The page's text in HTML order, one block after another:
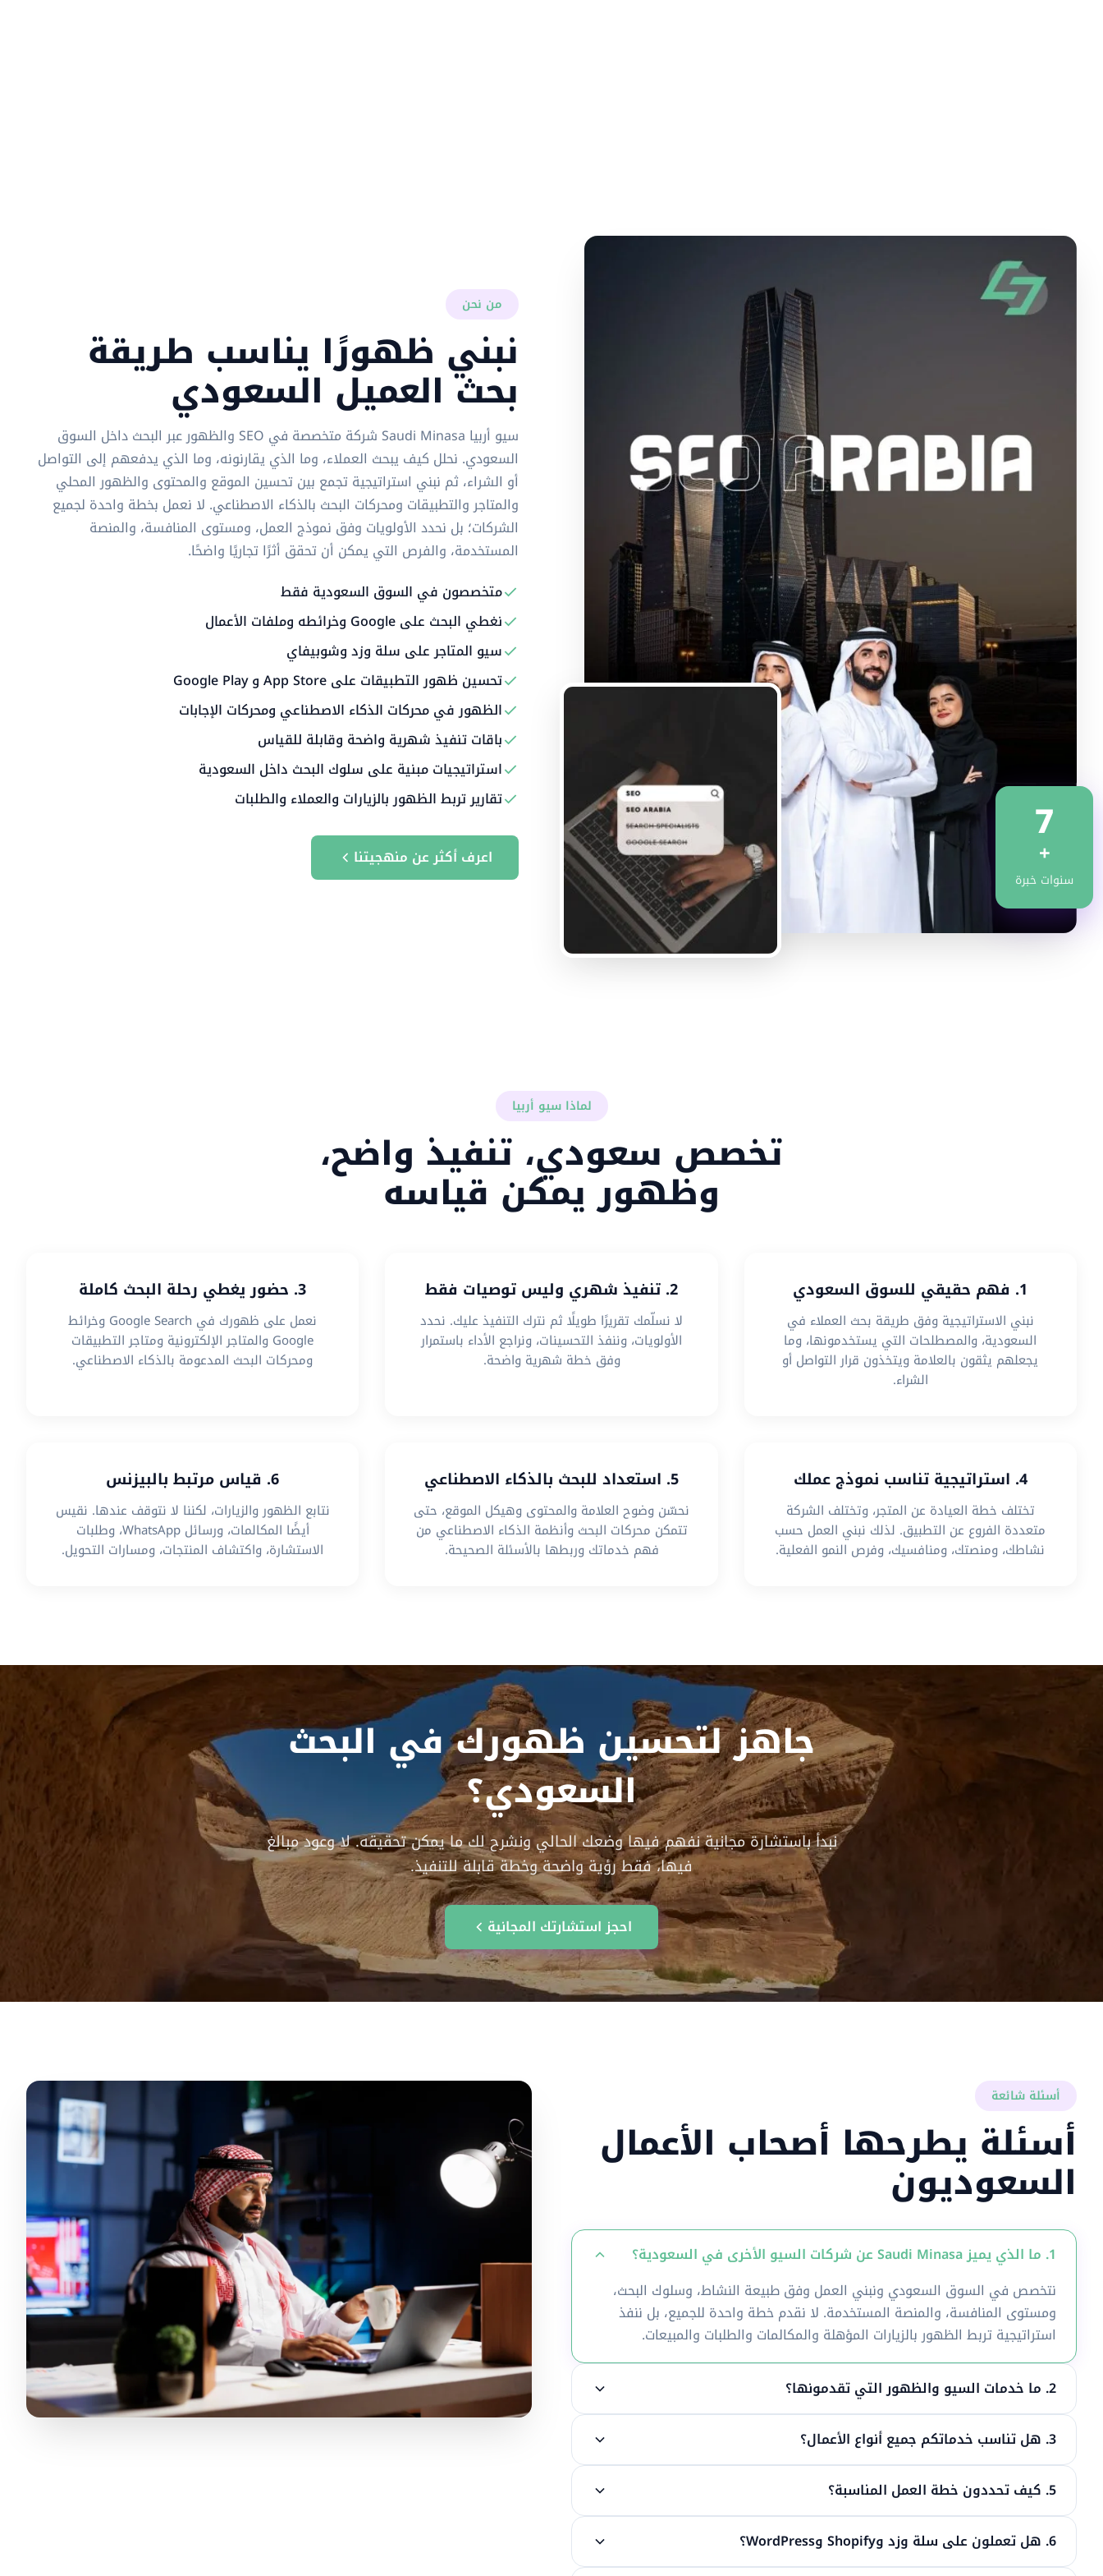
7
+
سنوات خبرة
من نحن
نبني ظهورًا يناسب طريقة
بحث العميل السعودي
سيو أربيا Saudi Minasa شركة متخصصة في SEO والظهور عبر البحث داخل السوق
السعودي. نحلل كيف يبحث العملاء، وما الذي يقارنونه، وما الذي يدفعهم إلى التواصل
أو الشراء، ثم نبني استراتيجية تجمع بين تحسين الموقع والمحتوى والظهور المحلي
والمتاجر والتطبيقات ومحركات البحث بالذكاء الاصطناعي. لا نعمل بخطة واحدة لجميع
الشركات؛ بل نحدد الأولويات وفق نموذج العمل، ومستوى المنافسة، والمنصة
المستخدمة، والفرص التي يمكن أن تحقق أثرًا تجاريًا واضحًا.
متخصصون في السوق السعودية فقط
نغطي البحث على Google وخرائطه وملفات الأعمال
سيو المتاجر على سلة وزد وشوبيفاي
تحسين ظهور التطبيقات على App Store و Google Play
الظهور في محركات الذكاء الاصطناعي ومحركات الإجابات
باقات تنفيذ شهرية واضحة وقابلة للقياس
استراتيجيات مبنية على سلوك البحث داخل السعودية
تقارير تربط الظهور بالزيارات والعملاء والطلبات
اعرف أكثر عن منهجيتنا
لماذا سيو أربيا
تخصص سعودي، تنفيذ واضح،
وظهور يمكن قياسه
1. فهم حقيقي للسوق السعودي
نبني الاستراتيجية وفق طريقة بحث العملاء في
السعودية، والمصطلحات التي يستخدمونها، وما
يجعلهم يثقون بالعلامة ويتخذون قرار التواصل أو
الشراء.
2. تنفيذ شهري وليس توصيات فقط
لا نسلّمك تقريرًا طويلًا ثم نترك التنفيذ عليك. نحدد
الأولويات، وننفذ التحسينات، ونراجع الأداء باستمرار
وفق خطة شهرية واضحة.
3. حضور يغطي رحلة البحث كاملة
نعمل على ظهورك في Google Search وخرائط
Google والمتاجر الإلكترونية ومتاجر التطبيقات
ومحركات البحث المدعومة بالذكاء الاصطناعي.
4. استراتيجية تناسب نموذج عملك
تختلف خطة العيادة عن المتجر، وتختلف الشركة
متعددة الفروع عن التطبيق. لذلك نبني العمل حسب
نشاطك، ومنصتك، ومنافسيك، وفرص النمو الفعلية.
5. استعداد للبحث بالذكاء الاصطناعي
نحسّن وضوح العلامة والمحتوى وهيكل الموقع، حتى
تتمكن محركات البحث وأنظمة الذكاء الاصطناعي من
فهم خدماتك وربطها بالأسئلة الصحيحة.
6. قياس مرتبط بالبيزنس
نتابع الظهور والزيارات، لكننا لا نتوقف عندها. نقيس
أيضًا المكالمات، ورسائل WhatsApp، وطلبات
الاستشارة، واكتشاف المنتجات، ومسارات التحويل.
جاهز لتحسين ظهورك في البحث
السعودي؟
نبدأ باستشارة مجانية نفهم فيها وضعك الحالي ونشرح لك ما يمكن تحقيقه. لا وعود مبالغ
فيها، فقط رؤية واضحة وخطة قابلة للتنفيذ.
احجز استشارتك المجانية
أسئلة شائعة
أسئلة يطرحها أصحاب الأعمال
السعوديون
1. ما الذي يميز Saudi Minasa عن شركات السيو الأخرى في السعودية؟
نتخصص في السوق السعودي ونبني العمل وفق طبيعة النشاط، وسلوك البحث،
ومستوى المنافسة، والمنصة المستخدمة. لا نقدم خطة واحدة للجميع، بل ننفذ
استراتيجية تربط الظهور بالزيارات المؤهلة والمكالمات والطلبات والمبيعات.
2. ما خدمات السيو والظهور التي تقدمونها؟
3. هل تناسب خدماتكم جميع أنواع الأعمال؟
5. كيف تحددون خطة العمل المناسبة؟
6. هل تعملون على سلة وزد وShopify وWordPress؟